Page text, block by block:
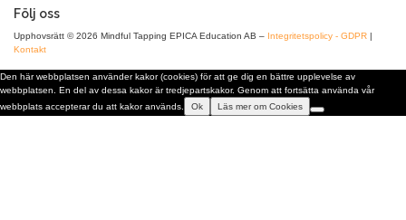
Följ oss
Upphovsrätt © 2026 Mindful Tapping EPICA Education AB – Integritetspolicy - GDPR |
Kontakt
Den här webbplatsen använder kakor (cookies) för att ge dig en bättre upplevelse av
webbplatsen. En del av dessa kakor är tredjepartskakor. Genom att fortsätta använda vår
webbplats accepterar du att kakor används.
Ok Läs mer om Cookies